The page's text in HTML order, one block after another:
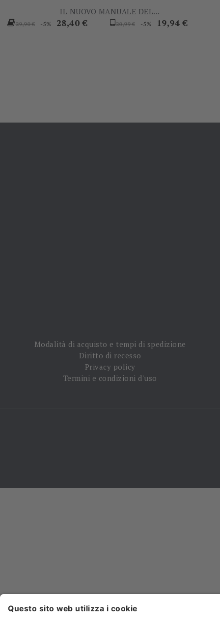
IL NUOVO MANUALE DEL...
Prezzo
29,90 € -5% Prezzo
28,40 €
Prezzo
20,99 € -5% Prezzo
19,94 €
Modalità di acquisto e tempi di spedizione
Diritto di recesso
Privacy policy
Termini e condizioni d'uso